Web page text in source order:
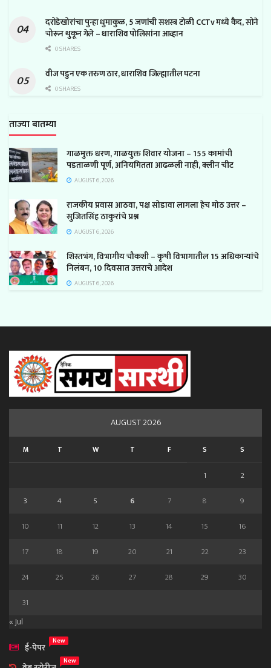
दरोडेखोरांचा पुन्हा धुमाकुळ, 5 जणांची सशस्त्र टोळी CCTv मध्ये कैद, सोने
चोरून थुकून गेले – धाराशिव पोलिसांना आव्हान
0 SHARES
वीज पडुन एक तरुण ठार, धाराशिव जिल्ह्यातील घटना
0 SHARES
ताज्या बातम्या
गाळमुक्त धरण, गाळयुक्त शिवार योजना – 155 कामांची
पडताळणी पूर्ण, अनियमितता आढळली नाही, क्लीन चीट
AUGUST 6, 2026
राजकीय प्रवास आठवा, पक्ष सोडावा लागला हेच मोठ उत्तर –
सुजितसिंह ठाकुरांचे प्रश्न
AUGUST 6, 2026
शिस्तभंग, विभागीय चौकशी – कृषी विभागातील 15 अधिकाऱ्यांचे
निलंबन, 10 दिवसात उत्तराचे आदेश
AUGUST 6, 2026
AUGUST 2026
M T W T F S S
1
2
3
4 5 6 7 8
9
10
11 12 13 14 15
16
17
18 19 20 21 22
23
24
25 26 27 28 29
30
31
« Jul
ई-पेपर
New
New